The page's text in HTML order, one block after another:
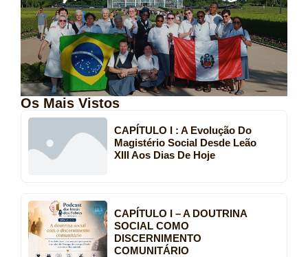
Os Mais Vistos
CAPÍTULO I : A Evolução Do
Magistério Social Desde Leão
XIII Aos Dias De Hoje
CAPÍTULO I – A DOUTRINA
SOCIAL COMO
DISCERNIMENTO
COMUNITÁRIO